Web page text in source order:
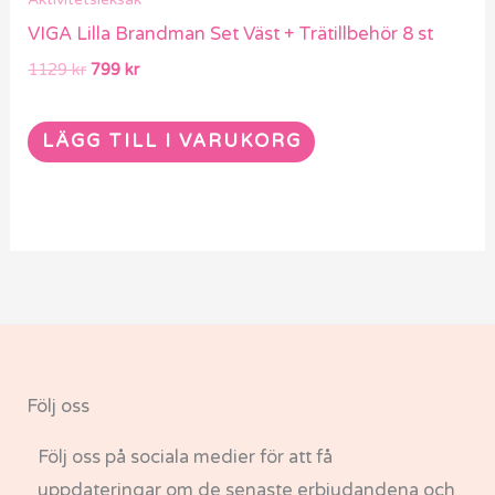
VIGA Lilla Brandman Set Väst + Trätillbehör 8 st
1129kr 799kr
LÄGG TILL I VARUKORG
Följ oss
Följ oss på sociala medier för att få